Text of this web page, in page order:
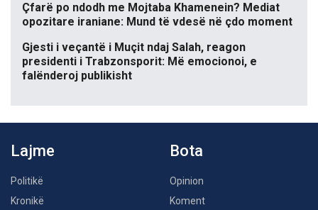
Çfarë po ndodh me Mojtaba Khamenein? Mediat
opozitare iraniane: Mund të vdesë në çdo moment
Gjesti i veçantë i Muçit ndaj Salah, reagon
presidenti i Trabzonsporit: Më emocionoi, e
falënderoj publikisht
Lajme
Politikë
Kronikë
Bota
Opinion
Koment